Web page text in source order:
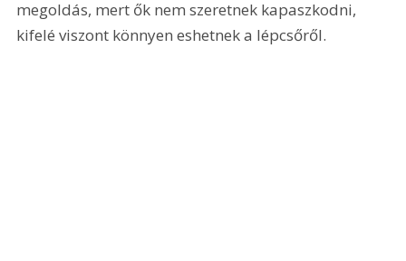
megoldás, mert ők nem szeretnek kapaszkodni,
kifelé viszont könnyen eshetnek a lépcsőről.